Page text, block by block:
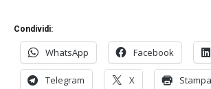
Condividi:
WhatsApp Facebook
Telegram X Stampa